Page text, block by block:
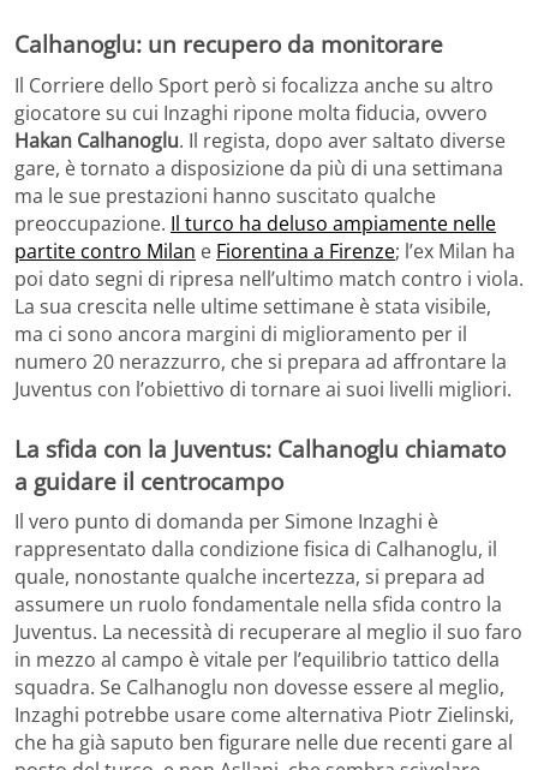
Calhanoglu: un recupero da monitorare
Il Corriere dello Sport però si focalizza anche su altro
giocatore su cui Inzaghi ripone molta fiducia, ovvero
Hakan Calhanoglu. Il regista, dopo aver saltato diverse
gare, è tornato a disposizione da più di una settimana
ma le sue prestazioni hanno suscitato qualche
preoccupazione. Il turco ha deluso ampiamente nelle
partite contro Milan e Fiorentina a Firenze; l’ex Milan ha
poi dato segni di ripresa nell’ultimo match contro i viola.
La sua crescita nelle ultime settimane è stata visibile,
ma ci sono ancora margini di miglioramento per il
numero 20 nerazzurro, che si prepara ad affrontare la
Juventus con l’obiettivo di tornare ai suoi livelli migliori.
La sfida con la Juventus: Calhanoglu chiamato
a guidare il centrocampo
Il vero punto di domanda per Simone Inzaghi è
rappresentato dalla condizione fisica di Calhanoglu, il
quale, nonostante qualche incertezza, si prepara ad
assumere un ruolo fondamentale nella sfida contro la
Juventus. La necessità di recuperare al meglio il suo faro
in mezzo al campo è vitale per l’equilibrio tattico della
squadra. Se Calhanoglu non dovesse essere al meglio,
Inzaghi potrebbe usare come alternativa Piotr Zielinski,
che ha già saputo ben figurare nelle due recenti gare al